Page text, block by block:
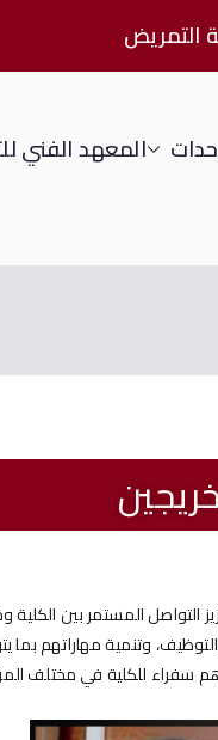
التمريض
المعهد الفني
المستمر بين
وتنمية مهاراتهم
سفراء للكلية في